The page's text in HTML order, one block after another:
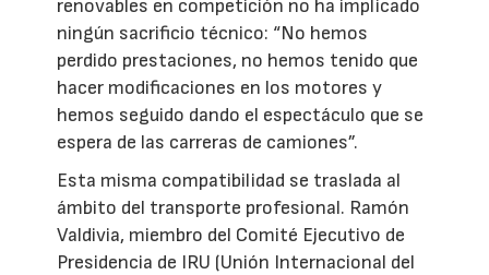
renovables en competición no ha implicado
ningún sacrificio técnico: “No hemos
perdido prestaciones, no hemos tenido que
hacer modificaciones en los motores y
hemos seguido dando el espectáculo que se
espera de las carreras de camiones”.
Esta misma compatibilidad se traslada al
ámbito del transporte profesional. Ramón
Valdivia, miembro del Comité Ejecutivo de
Presidencia de IRU (Unión Internacional del